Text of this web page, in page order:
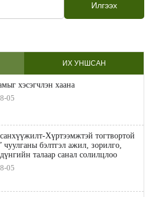
Илгээх
ИХ УНШСАН
хэсэгчлэн хаана
05
Хүртээмжтэй тогтвортой
чуулганы бэлтгэл ажил, зорилго,
талаар санал солилцлоо
05